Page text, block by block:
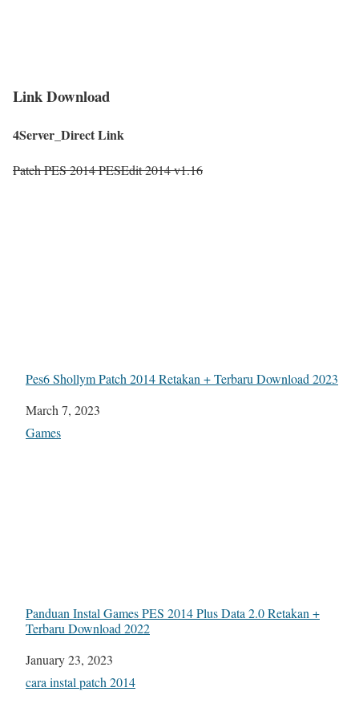
Link Download
4Server_Direct Link
Patch PES 2014 PESEdit 2014 v1.16
Pes6 Shollym Patch 2014 Retakan + Terbaru Download 2023
Date
March 7, 2023
In relation to
Games
Panduan Instal Games PES 2014 Plus Data 2.0 Retakan +
Terbaru Download 2022
Date
January 23, 2023
In relation to
cara instal patch 2014